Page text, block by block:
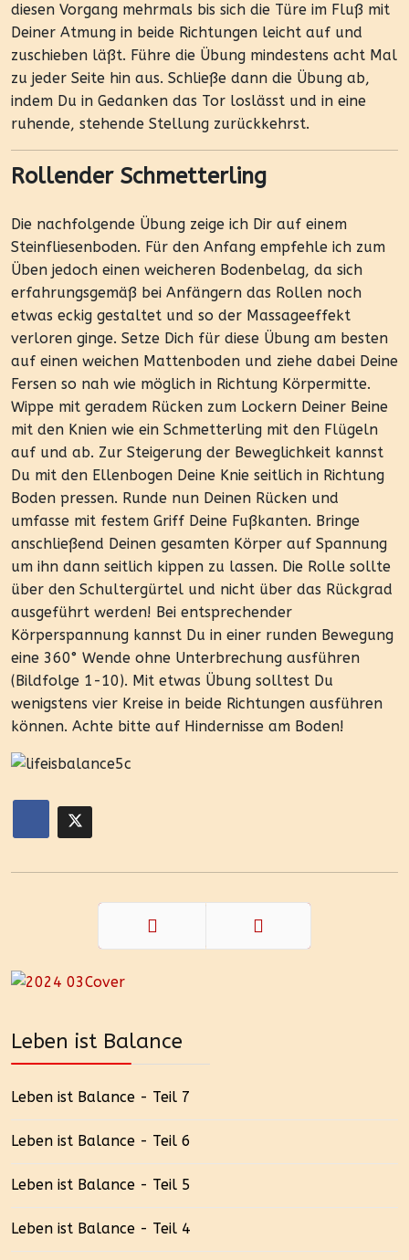
diesen Vorgang mehrmals bis sich die Türe im Fluß mit
Deiner Atmung in beide Richtungen leicht auf und
zuschieben läßt. Führe die Übung mindestens acht Mal
zu jeder Seite hin aus. Schließe dann die Übung ab,
indem Du in Gedanken das Tor loslässt und in eine
ruhende, stehende Stellung zurückkehrst.
Rollender Schmetterling
Die nachfolgende Übung zeige ich Dir auf einem
Steinfliesenboden. Für den Anfang empfehle ich zum
Üben jedoch einen weicheren Bodenbelag, da sich
erfahrungsgemäß bei Anfängern das Rollen noch
etwas eckig gestaltet und so der Massageeffekt
verloren ginge. Setze Dich für diese Übung am besten
auf einen weichen Mattenboden und ziehe dabei Deine
Fersen so nah wie möglich in Richtung Körpermitte.
Wippe mit geradem Rücken zum Lockern Deiner Beine
mit den Knien wie ein Schmetterling mit den Flügeln
auf und ab. Zur Steigerung der Beweglichkeit kannst
Du mit den Ellenbogen Deine Knie seitlich in Richtung
Boden pressen. Runde nun Deinen Rücken und
umfasse mit festem Griff Deine Fußkanten. Bringe
anschließend Deinen gesamten Körper auf Spannung
um ihn dann seitlich kippen zu lassen. Die Rolle sollte
über den Schultergürtel und nicht über das Rückgrad
ausgeführt werden! Bei entsprechender
Körperspannung kannst Du in einer runden Bewegung
eine 360° Wende ohne Unterbrechung ausführen
(Bildfolge 1-10). Mit etwas Übung solltest Du
wenigstens vier Kreise in beide Richtungen ausführen
können. Achte bitte auf Hindernisse am Boden!
Leben ist Balance
Leben ist Balance - Teil 7
Leben ist Balance - Teil 6
Leben ist Balance - Teil 5
Leben ist Balance - Teil 4